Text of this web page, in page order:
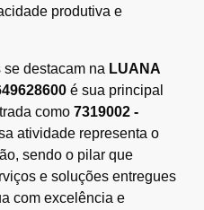
produtiva e
destacam na LUANA
é sua principal
como 7319002 -
atividade representa o
sendo o pilar que
e soluções entregues
com excelência e